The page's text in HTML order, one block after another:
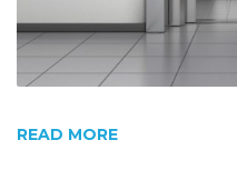
READ MORE